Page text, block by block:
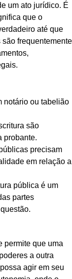
um ato jurídico. É
que o
até que
frequentemente
notário ou tabelião
são
probante.
precisam
em relação a
pública é um
partes
permite que uma
a outra
agir em seu